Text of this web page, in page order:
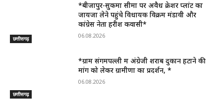
छत्तीसगढ़
*बीजापुर-सुकमा सीमा पर अवैध क्रेशर प्लांट का
जायजा लेने पहुंचे विधायक विक्रम मंडावी और
कांग्रेस नेता हरीश कवासी*
06.08.2026
छत्तीसगढ़
*ग्राम संगमपल्ली में अंग्रेजी शराब दुकान हटाने की
मांग को लेकर ग्रामीणों का प्रदर्शन, *
06.08.2026